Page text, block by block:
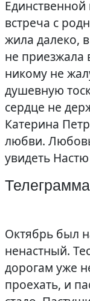
встреча с
жила далеко,
не приезжала
никому не
душевную
сердце не
Катерина
любви.
увидеть
Телеграмма
Октябрь был
ненастный.
дорогам уже
проехать, и